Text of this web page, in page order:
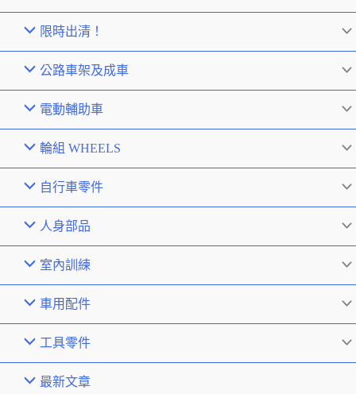
限時出清！
公路車架及成車
電動輔助車
輪組 WHEELS
自行車零件
人身部品
室內訓練
車用配件
工具零件
最新文章